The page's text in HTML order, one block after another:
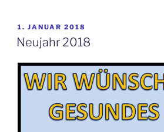
VERÖFFENTLICHT
AM
1. JANUAR 2018
Neujahr 2018